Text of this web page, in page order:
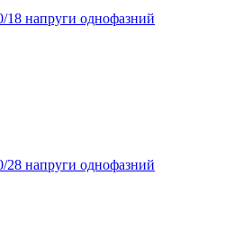
напруги однофазний
напруги однофазний